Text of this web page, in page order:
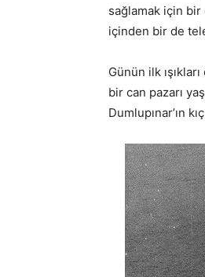
sağlamak için bir
içinden bir de
Günün ilk
bir can pazarı
Dumlupınar’ın